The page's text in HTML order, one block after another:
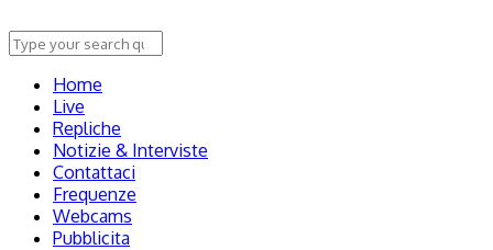
Home
Live
Repliche
Notizie & Interviste
Contattaci
Frequenze
Webcams
Pubblicita